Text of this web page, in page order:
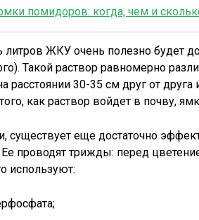
помидоров: когда, чем и
ЖКУ очень полезно будет
Такой раствор равномерно
расстоянии 30-35 см друг от друга
как раствор войдет в почву,
существует еще достаточно
Ее проводят трижды: перед
используют: